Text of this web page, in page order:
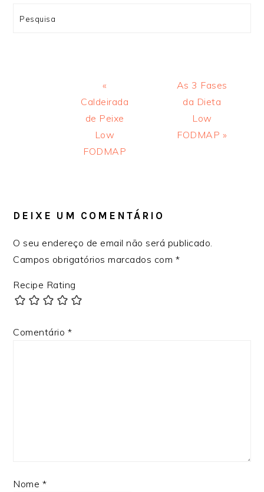
Search
Previous
Post:
«
Caldeirada
de Peixe
Low
FODMAP
Next
Post:
As 3 Fases
da Dieta
Low
FODMAP »
LEITOR
DEIXE UM COMENTÁRIO
O seu endereço de email não será publicado.
Campos obrigatórios marcados com *
Recipe Rating
Comentário *
Nome *